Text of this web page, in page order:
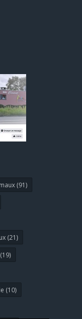
(91)
(21)
(10)